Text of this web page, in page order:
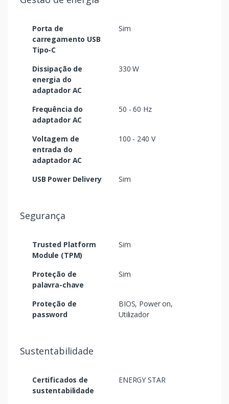
Porta de
carregamento USB
Tipo-C
Sim
Dissipação de
energia do
adaptador AC
330 W
Frequência do
adaptador AC
50 - 60 Hz
Voltagem de
entrada do
adaptador AC
100 - 240 V
USB Power Delivery Sim
Segurança
Trusted Platform
Module (TPM)
Sim
Proteção de
palavra-chave
Sim
Proteção de
password
BIOS, Power on,
Utilizador
Sustentabilidade
Certificados de
sustentabilidade
ENERGY STAR